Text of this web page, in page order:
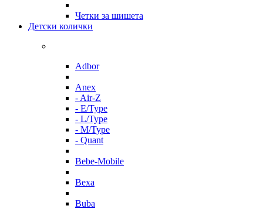
Четки за шишета
Детски колички
Adbor
Anex
- Air-Z
- E/Type
- L/Type
- M/Type
- Quant
Bebe-Mobile
Bexa
Buba